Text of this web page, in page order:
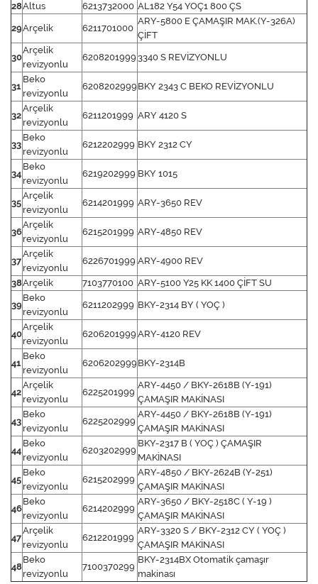
28Altus 6213732000 AL182 Y54 YOÇ1 800 ÇS
29Arçelik 6211701000
ARY-5800 E ÇAMAŞIR MAK.(Y-326A)
ÇİFT
30
Arçelik
revizyonlu
6208201999 3340 S REVİZYONLU
31
Beko
revizyonlu
6208202999 BKY 2343 C BEKO REVİZYONLU
32
Arçelik
revizyonlu
6211201999 ARY 4120 S
33
Beko
revizyonlu
6212202999 BKY 2312 CY
34
Beko
revizyonlu
6219202999 BKY 1015
35
Arçelik
revizyonlu
6214201999 ARY-3650 REV
36
Arçelik
revizyonlu
6215201999 ARY-4850 REV
37
Arçelik
revizyonlu
6226701999 ARY-4900 REV
38Arçelik 7103770100 ARY-5100 Y25 KK 1400 ÇİFT SU
39
Beko
revizyonlu
6211202999 BKY-2314 BY ( YOÇ )
40
Arçelik
revizyonlu
6206201999 ARY-4120 REV
41
Beko
revizyonlu
6206202999 BKY-2314B
42
Arçelik
revizyonlu
6225201999
ARY-4450 / BKY-2618B (Y-191)
ÇAMAŞIR MAKİNASI
43
Beko
revizyonlu
6225202999
ARY-4450 / BKY-2618B (Y-191)
ÇAMAŞIR MAKİNASI
44
Beko
revizyonlu
6203202999
BKY-2317 B ( YOÇ ) ÇAMAŞIR
MAKİNASI
45
Beko
revizyonlu
6215202999
ARY-4850 / BKY-2624B (Y-251)
ÇAMAŞIR MAKİNASI
46
Beko
revizyonlu
6214202999
ARY-3650 / BKY-2518C ( Y-19 )
ÇAMAŞIR MAKİNASI
47
Arçelik
revizyonlu
6212201999
ARY-3320 S / BKY-2312 CY ( YOÇ )
ÇAMAŞIR MAKİNASI
48
Beko
revizyonlu
7100370299
BKY-2314BX Otomatik çamaşır
makinası